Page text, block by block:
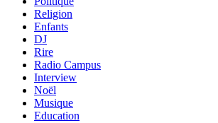
Religion
Enfants
DJ
Rire
Radio Campus
Interview
Noël
Musique
Education